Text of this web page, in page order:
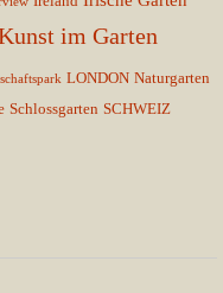
im Garten
LONDON Naturgarten
Schlossgarten SCHWEIZ